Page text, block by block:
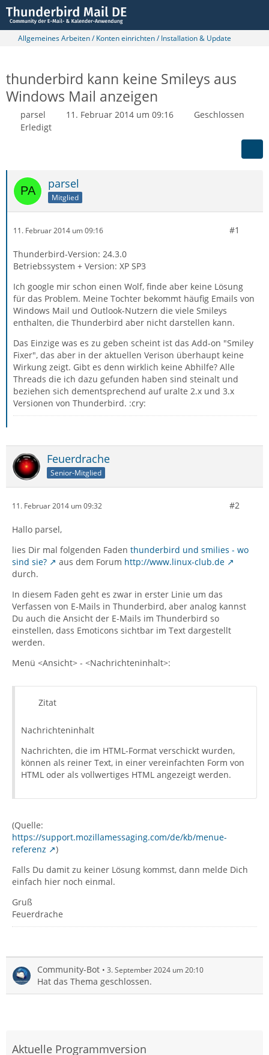
Allgemeines Arbeiten / Konten einrichten / Installation & Update
thunderbird kann keine Smileys aus
Windows Mail anzeigen
parsel 11. Februar 2014 um 09:16
Geschlossen
Erledigt
parsel
Mitglied
11. Februar 2014 um 09:16 #1
Thunderbird-Version: 24.3.0
Betriebssystem + Version: XP SP3
Ich google mir schon einen Wolf, finde aber keine Lösung
für das Problem. Meine Tochter bekommt häufig Emails von
Windows Mail und Outlook-Nutzern die viele Smileys
enthalten, die Thunderbird aber nicht darstellen kann.
Das Einzige was es zu geben scheint ist das Add-on "Smiley
Fixer", das aber in der aktuellen Verison überhaupt keine
Wirkung zeigt. Gibt es denn wirklich keine Abhilfe? Alle
Threads die ich dazu gefunden haben sind steinalt und
beziehen sich dementsprechend auf uralte 2.x und 3.x
Versionen von Thunderbird. :cry:
Feuerdrache
Senior-Mitglied
11. Februar 2014 um 09:32 #2
Hallo parsel,
lies Dir mal folgenden Faden thunderbird und smilies - wo
sind sie?
aus dem Forum http://www.linux-club.de
durch.
In diesem Faden geht es zwar in erster Linie um das
Verfassen von E-Mails in Thunderbird, aber analog kannst
Du auch die Ansicht der E-Mails im Thunderbird so
einstellen, dass Emoticons sichtbar im Text dargestellt
werden.
Menü <Ansicht> - <Nachrichteninhalt>:
Zitat
Nachrichteninhalt
Nachrichten, die im HTML-Format verschickt wurden,
können als reiner Text, in einer vereinfachten Form von
HTML oder als vollwertiges HTML angezeigt werden.
(Quelle:
https://support.mozillamessaging.com/de/kb/menue-
referenz
)
Falls Du damit zu keiner Lösung kommst, dann melde Dich
einfach hier noch einmal.
Gruß
Feuerdrache
Community-Bot 3. September 2024 um 20:10
Hat das Thema geschlossen.
Aktuelle Programmversion